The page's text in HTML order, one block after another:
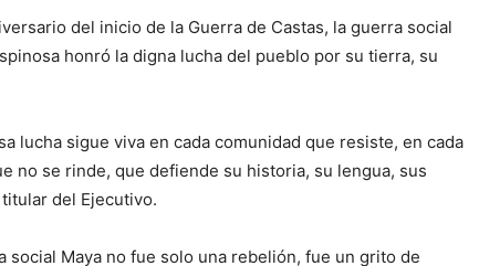
del inicio de la Guerra de Castas, la guerra social
honró la digna lucha del pueblo por su tierra, su
lucha sigue viva en cada comunidad que resiste, en cada
no se rinde, que defiende su historia, su lengua, sus
del Ejecutivo.
social Maya no fue solo una rebelión, fue un grito de